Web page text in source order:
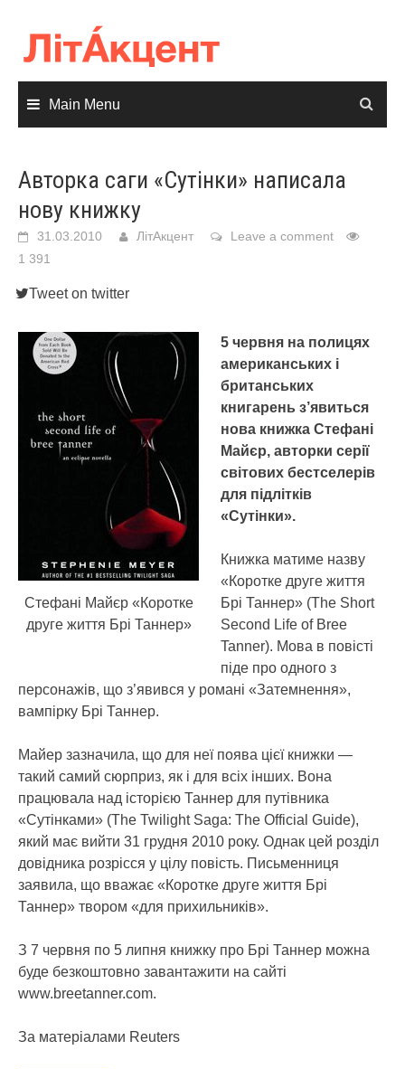
content
Main Menu
Авторка саги «Сутінки» написала
нову книжку
31.03.2010 ЛітАкцент
Leave a comment
1 391
Tweet on twitter
Стефані Майєр «Коротке
друге життя Брі Таннер»
5 червня на полицях
американських і
британських
книгарень з’явиться
нова книжка Стефані
Майєр, авторки серії
світових бестселерів
для підлітків
«Сутінки».
Книжка матиме назву
«Коротке друге життя
Брі Таннер» (The Short
Second Life of Bree
Tanner). Мова в повісті
піде про одного з
персонажів, що з’явився у романі «Затемнення»,
вампірку Брі Таннер.
Майер зазначила, що для неї поява цієї книжки —
такий самий сюрприз, як і для всіх інших. Вона
працювала над історією Таннер для путівника
«Сутінками» (The Twilight Saga: The Official Guide),
який має вийти 31 грудня 2010 року. Однак цей розділ
довідника розрісся у цілу повість. Письменниця
заявила, що вважає «Коротке друге життя Брі
Таннер» твором «для прихильників».
З 7 червня по 5 липня книжку про Брі Таннер можна
буде безкоштовно завантажити на сайті
www.breetanner.com.
За матеріалами Reuters